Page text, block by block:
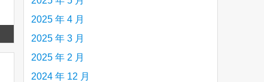
more
2025 年 4 月
2025 年 3 月
2025 年 2 月
2024 年 12 月